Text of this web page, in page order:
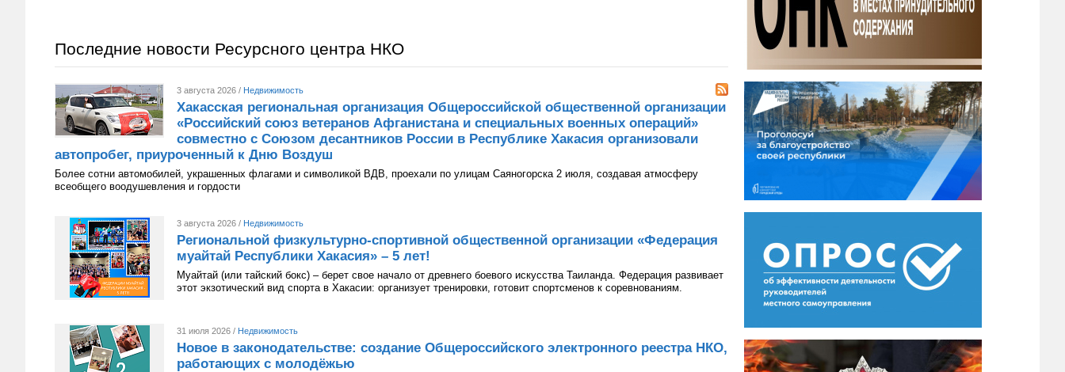
Последние новости Ресурсного центра НКО
3 августа 2026 / Недвижимость
Хакасская региональная организация Общероссийской общественной организации
«Российский союз ветеранов Афганистана и специальных военных операций»
совместно с Союзом десантников России в Республике Хакасия организовали
автопробег, приуроченный к Дню Воздуш
Более сотни автомобилей, украшенных флагами и символикой ВДВ, проехали по улицам Саяногорска 2 июля, создавая атмосферу
всеобщего воодушевления и гордости
3 августа 2026 / Недвижимость
Региональной физкультурно-спортивной общественной организации «Федерация
муайтай Республики Хакасия» – 5 лет!
Муайтай (или тайский бокс) – берет свое начало от древнего боевого искусства Таиланда. Федерация развивает
этот экзотический вид спорта в Хакасии: организует тренировки, готовит спортсменов к соревнованиям.
31 июля 2026 / Недвижимость
Новое в законодательстве: создание Общероссийского электронного реестра НКО,
работающих с молодёжью